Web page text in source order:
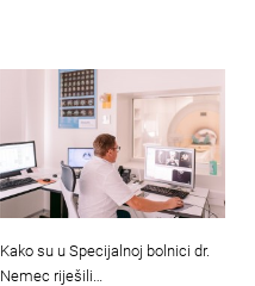
Kako su u Specijalnoj bolnici dr.
Nemec riješili…